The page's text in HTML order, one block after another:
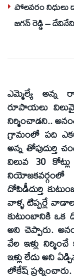
పోలవరం
జగన్ రెడ్డి –
ఎమ్మెల్యే అన్న
రూపాయలు
నిర్మించాడని..
గ్రామంలో పది
అన్న తోపుదుర్తి
విలువ 30
నియోజకవర్గంలో
దోపిడీదుర్తి
వాళ్ళ టిప్పర్లే
కుటుంబానికి
అని చెప్పారు.
వేల ఇళ్లు
ఇళ్లు లేదు అని
లోకేష్ ప్రశ్నించారు.